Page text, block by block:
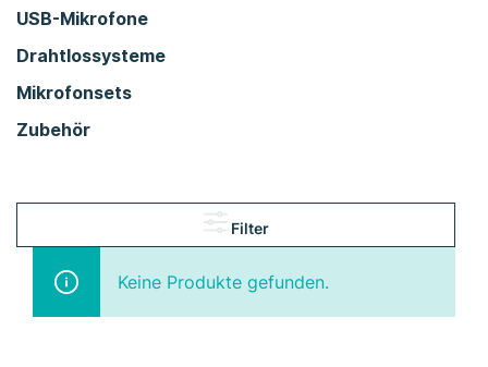
USB-Mikrofone
Drahtlossysteme
Mikrofonsets
Zubehör
Filter
Keine Produkte gefunden.